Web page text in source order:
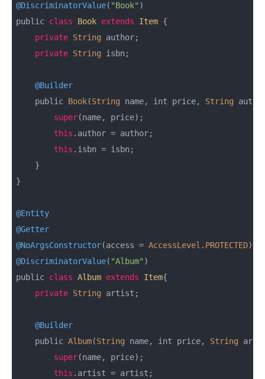
@DiscriminatorValue( "Book" )
public class Book extends Item {
private String author;
private String isbn;
@Builder
    public
Book(String name, int price, String
super(name, price);
this .author = author;
this .isbn = isbn;
    }
}
@Entity
@Getter
@NoArgsConstructor(access = AccessLevel . PROTECTED
@DiscriminatorValue( "Album" )
public class Album extends Item{
private String artist;
@Builder
    public
Album(String name, int price, String
super(name, price);
this .artist = artist;